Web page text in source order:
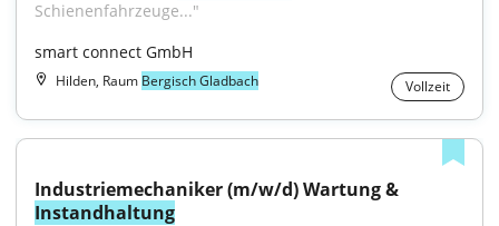
Schienenfahrzeuge..."
smart connect GmbH
Hilden, Raum Bergisch Gladbach Vollzeit
Instandhaltung